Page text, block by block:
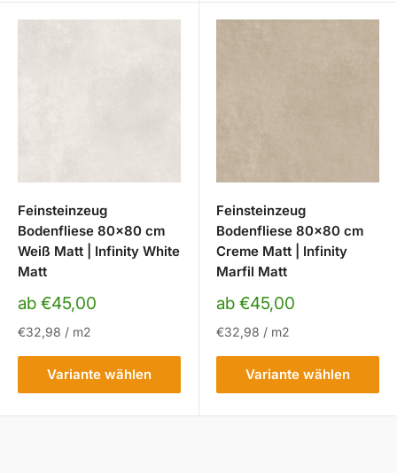
Feinsteinzeug
Bodenfliese 80x80 cm
Weiß Matt | Infinity White
Matt
Sonderpreis
ab €45,00
€32,98 / m2
Variante wählen
Feinsteinzeug
Bodenfliese 80x80 cm
Creme Matt | Infinity
Marfil Matt
Sonderpreis
ab €45,00
€32,98 / m2
Variante wählen